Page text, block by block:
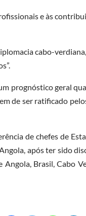
e às
cabo-
prognóstico geral
de ser ratificado
de chefes de
após ter sido
Brasil, Cabo